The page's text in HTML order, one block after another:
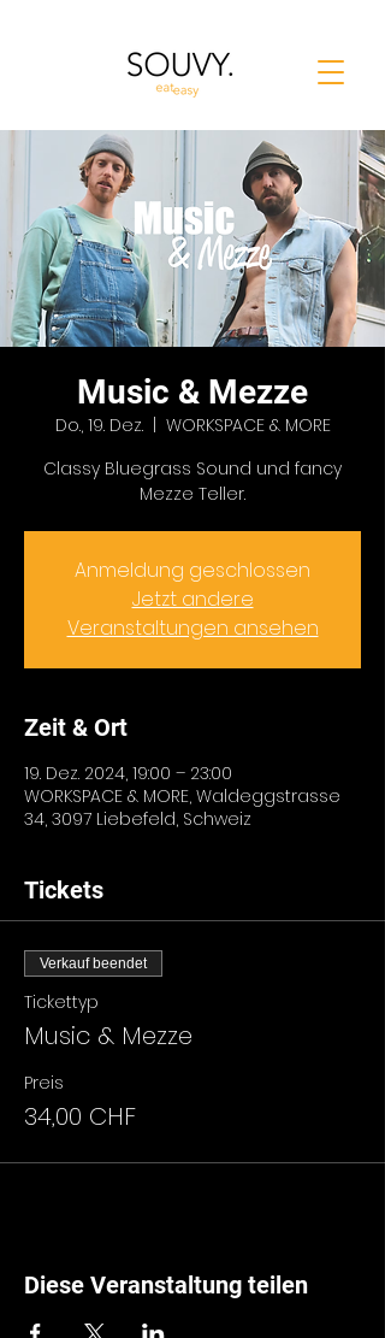
Music & Mezze
Do., 19. Dez.
  |
WORKSPACE & MORE
Classy Bluegrass Sound und fancy
Mezze Teller.
Anmeldung geschlossen
Jetzt andere
Veranstaltungen ansehen
Zeit & Ort
19. Dez. 2024, 19:00 – 23:00
WORKSPACE & MORE, Waldeggstrasse
34, 3097 Liebefeld, Schweiz
Tickets
Verkauf beendet
Tickettyp
Music & Mezze
Preis
34,00 CHF
Diese Veranstaltung teilen